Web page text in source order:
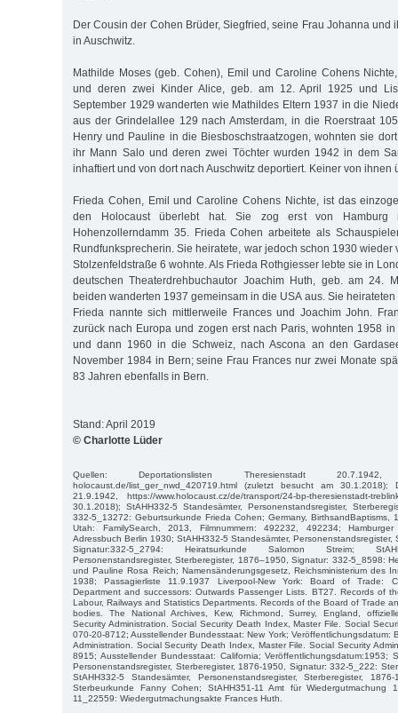
Der Cousin der Cohen Brüder, Siegfried, seine Frau Johanna und
in Auschwitz.
Mathilde Moses (geb. Cohen), Emil und Caroline Cohens
und deren zwei Kinder Alice, geb. am 12. April 1925 und
September 1929 wanderten wie Mathildes Eltern 1937 in die
aus der Grindelallee 129 nach Amsterdam, in die Roerstraat
Henry und Pauline in die Biesboschstraatzogen, wohnten sie
ihr Mann Salo und deren zwei Töchter wurden 1942 in dem
inhaftiert und von dort nach Auschwitz deportiert. Keiner von ihnen
Frieda Cohen, Emil und Caroline Cohens Nichte, ist das
den Holocaust überlebt hat. Sie zog erst von
Hohenzollerndamm 35. Frieda Cohen arbeitete als
Rundfunksprecherin. Sie heiratete, war jedoch schon 1930 wieder
Stolzenfeldstraße 6 wohnte. Als Frieda Rothgiesser lebte sie in
deutschen Theaterdrehbuchautor Joachim Huth, geb. am 24.
beiden wanderten 1937 gemeinsam in die USA aus. Sie
Frieda nannte sich mittlerweile Frances und Joachim John.
zurück nach Europa und zogen erst nach Paris, wohnten 1958
und dann 1960 in die Schweiz, nach Ascona an den
November 1984 in Bern; seine Frau Frances nur zwei Monate
83 Jahren ebenfalls in Bern.
Stand: April 2019
© Charlotte Lüder
Quellen: Deportationslisten Theresienstadt 20.7.1942,
holocaust.de/list_ger_nwd_420719.html (zuletzt besucht am 30.1.2018);
21.9.1942, https://www.holocaust.cz/de/transport/24-bp-theresienstadt-
30.1.2018); StAHH332-5 Standesämter, Personenstandsregister,
332-5_13272: Geburtsurkunde Frieda Cohen; Germany, BirthsandBaptisms,
Utah: FamilySearch, 2013, Filmnummern: 492232, 492234; Hamburger
Adressbuch Berlin 1930; StAHH332-5 Standesämter, Personenstandsregister,
Signatur:332-5_2794: Heiratsurkunde Salomon Streim;
Personenstandsregister, Sterberegister, 1876–1950, Signatur: 332-5_8598:
und Pauline Rosa Reich; Namensänderungsgesetz, Reichsministerium des
1938; Passagierliste 11.9.1937 Liverpool-New York: Board of Trade:
Department and successors: Outwards Passenger Lists. BT27. Records of
Labour, Railways and Statistics Departments. Records of the Board of Trade
bodies. The National Archives, Kew, Richmond, Surrey, England,
Security Administration. Social Security Death Index, Master File. Social
070-20-8712; Ausstellender Bundesstaat: New York; Veröffentlichungsdatum:
Administration. Social Security Death Index, Master File. Social Security
8915; Ausstellender Bundesstaat: California; Veröffentlichungsdatum:1953;
Personenstandsregister, Sterberegister, 1876-1950, Signatur: 332-5_222:
StAHH332-5 Standesämter, Personenstandsregister, Sterberegister,
Sterbeurkunde Fanny Cohen; StAHH351-11 Amt für Wiedergutmachung
11_22559: Wiedergutmachungsakte Frances Huth.